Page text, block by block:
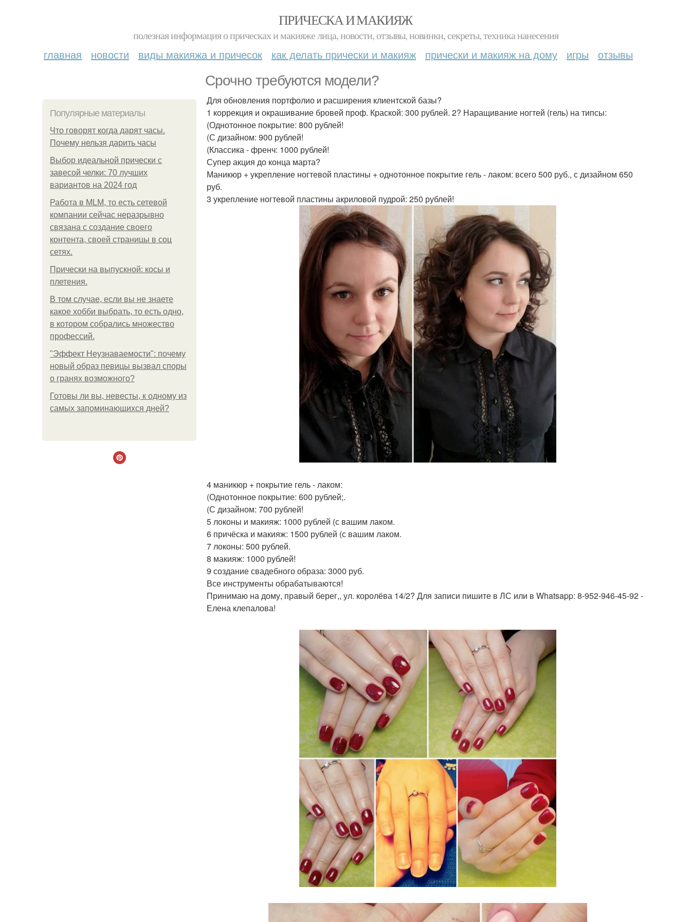
ПРИЧЕСКА И МАКИЯЖ
полезная информация о прическах и макияже лица, новости, отзывы, новинки, секреты, техника нанесения
главная новости виды макияжа и причесок как делать прически и макияж прически и макияж на дому игры отзывы
Срочно требуются модели?
Популярные материалы
Что говорят когда дарят часы.
Почему нельзя дарить часы
Выбор идеальной прически с
завесой челки: 70 лучших
вариантов на 2024 год
Работа в MLM, то есть сетевой
компании сейчас неразрывно
связана с создание своего
контента, своей страницы в соц
сетях.
Прически на выпускной: косы и
плетения.
В том случае, если вы не знаете
какое хобби выбрать, то есть одно,
в котором собрались множество
профессий.
"Эффект Неузнаваемости": почему
новый образ певицы вызвал споры
о гранях возможного?
Готовы ли вы, невесты, к одному из
самых запоминающихся дней?
Для обновления портфолио и расширения клиентской базы?
1 коррекция и окрашивание бровей проф. Краской: 300 рублей. 2? Наращивание ногтей (гель) на типсы:
(Однотонное покрытие: 800 рублей!
(С дизайном: 900 рублей!
(Классика - френч: 1000 рублей!
Супер акция до конца марта?
Маникюр + укрепление ногтевой пластины + однотонное покрытие гель - лаком: всего 500 руб., с дизайном 650
руб.
3 укрепление ногтевой пластины акриловой пудрой: 250 рублей!
4 маникюр + покрытие гель - лаком:
(Однотонное покрытие: 600 рублей;.
(С дизайном: 700 рублей!
5 локоны и макияж: 1000 рублей (с вашим лаком.
6 причёска и макияж: 1500 рублей (с вашим лаком.
7 локоны: 500 рублей.
8 макияж: 1000 рублей!
9 создание свадебного образа: 3000 руб.
Все инструменты обрабатываются!
Принимаю на дому, правый берег,, ул. королёва 14/2? Для записи пишите в ЛС или в Whatsapp: 8-952-946-45-92 -
Елена клепалова!